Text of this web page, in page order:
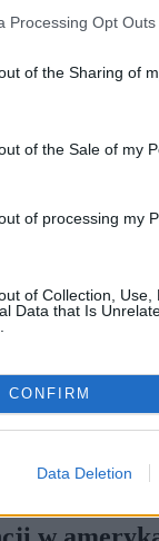
Processing Opt Outs
of the Sharing of
of the Sale of my
of processing my
of Collection,
Data that Is
CONFIRM
Data Deletion
sprawował
Wpis na ten
W. Busha i